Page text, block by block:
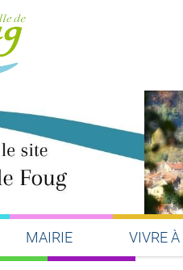
MAIRIE VIVRE